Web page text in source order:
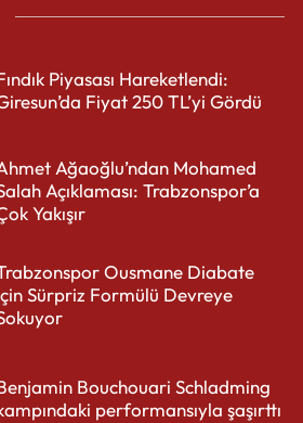
Piyasası Hareketlendi:
Fiyat 250 TL’yi Gördü
Ağaoğlu’ndan Mohamed
Açıklaması: Trabzonspor’a
Yakışır
Ousmane Diabate
Sürpriz Formülü Devreye
Bouchouari Schladming
performansıyla şaşırttı